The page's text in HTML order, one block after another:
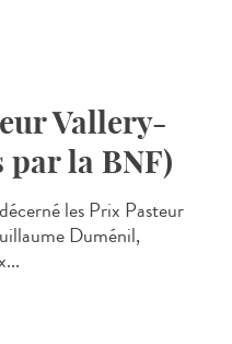
Vallery-
par la BNF)
les Prix Pasteur
Duménil,